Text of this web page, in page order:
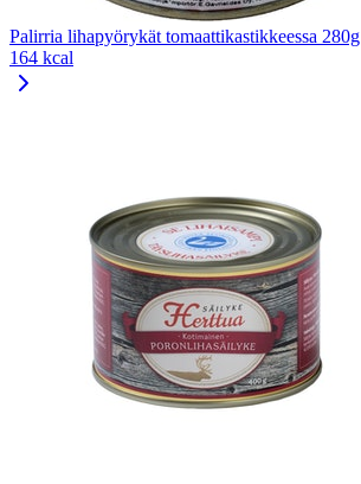
Palirria lihapyörykät tomaattikastikkeessa 280g
164 kcal